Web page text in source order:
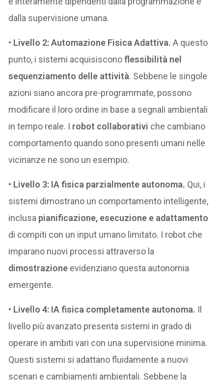
dalla supervisione umana.
• Livello 2: Automazione Fisica Adattiva. A questo
punto, i sistemi acquisisconoflessibilità nel
sequenziamento delle attività. Sebbene le singole
azioni siano ancora pre-programmate, possono
modificare il loro ordine in base a segnali ambientali
in tempo reale. I robot collaborativi che cambiano
comportamento quando sono presenti umani nelle
vicinanze ne sono un esempio.
• Livello 3: IA fisica parzialmente autonoma. Qui, i
sistemi dimostrano un comportamento intelligente,
inclusa pianificazione, esecuzione e adattamento
di compiti con un input umano limitato. I robot che
imparano nuovi processi attraverso la
dimostrazione evidenziano questa autonomia
emergente.
• Livello 4: IA fisica completamente autonoma. Il
livello più avanzato presenta sistemi in grado di
operare in ambiti vari con una supervisione minima.
Questi sistemi si adattano fluidamente a nuovi
scenari e cambiamenti ambientali. Sebbene la